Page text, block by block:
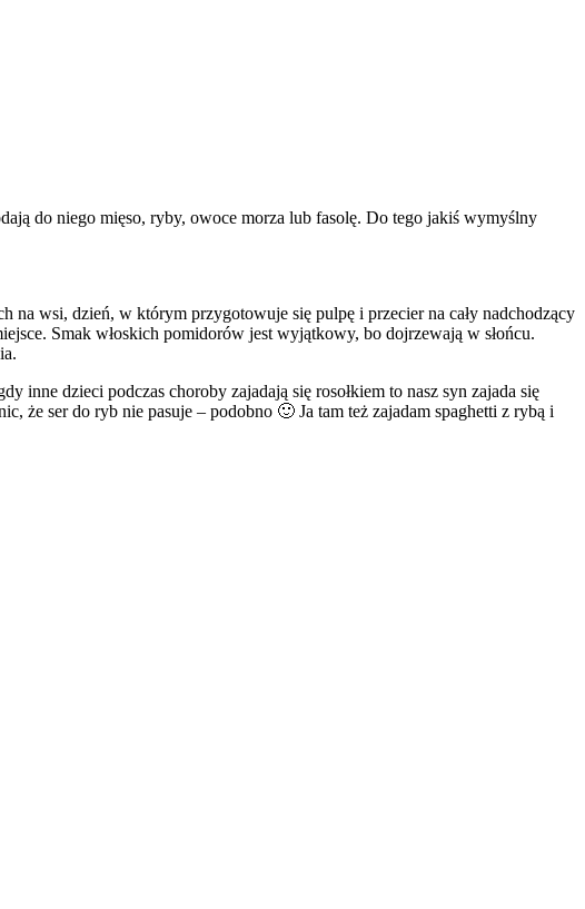
do niego mięso, ryby, owoce morza lub fasolę. Do tego jakiś wymyślny
wsi, dzień, w którym przygotowuje się pulpę i przecier na cały nadchodzący
Smak włoskich pomidorów jest wyjątkowy, bo dojrzewają w słońcu.
dzieci podczas choroby zajadają się rosołkiem to nasz syn zajada się
że ser do ryb nie pasuje – podobno 🙂 Ja tam też zajadam spaghetti z rybą i